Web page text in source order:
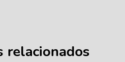
relacionados